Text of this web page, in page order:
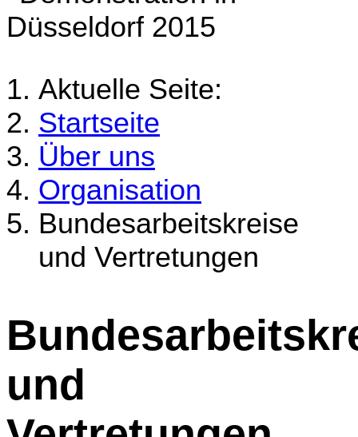
Aktuelle Seite:
Startseite
Über uns
Organisation
Bundesarbeitskreise
und Vertretungen
und